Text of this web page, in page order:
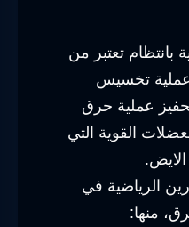
بانتظام تعتبر من
عملية تخسيس
عملية حرق
القوية التي
الرياضية في
منها: